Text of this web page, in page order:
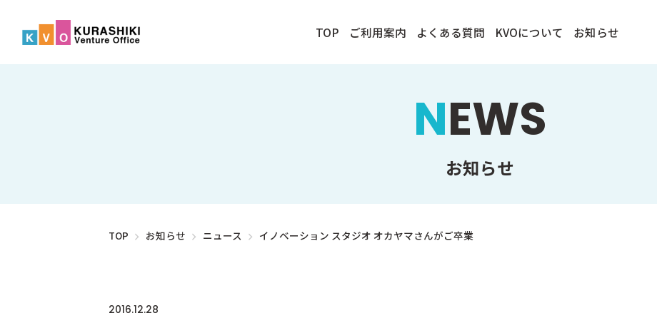
TOP ご利用案内 よくある質問 KVOについて お知らせ
NEWS
お知らせ
TOP お知らせ ニュース イノベーション スタジオ オカヤマさんがご卒業
2016.12.28